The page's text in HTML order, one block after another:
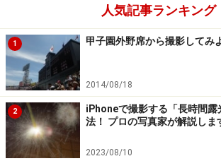
反対にフラッシュを使わないと、シャ
長くなり、動いている被写体がぶれて
きにしっかりカメラを支えてないと手
になるので注意が必要です。
手ぶれは、撮影するときにカメラを持
しまう、いわゆる失敗例。しかし、シ
ている間に被写体が動いて写るものは
人気記事ランキング
1 甲子園外野席から撮影してみ
2014/08/18
2
iPhoneで撮影する「長時間露
法！ プロの写真家が解説しま
2023/08/10